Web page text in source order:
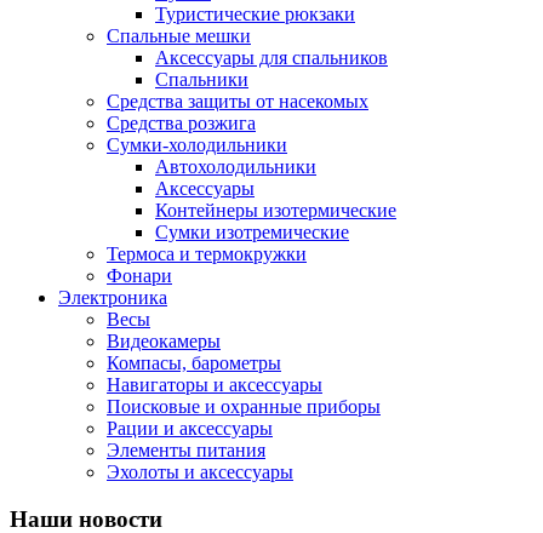
Туристические рюкзаки
Спальные мешки
Аксессуары для спальников
Спальники
Средства защиты от насекомых
Средства розжига
Сумки-холодильники
Автохолодильники
Аксессуары
Контейнеры изотермические
Сумки изотремические
Термоса и термокружки
Фонари
Электроника
Весы
Видеокамеры
Компасы, барометры
Навигаторы и аксессуары
Поисковые и охранные приборы
Рации и аксессуары
Элементы питания
Эхолоты и аксессуары
Наши новости